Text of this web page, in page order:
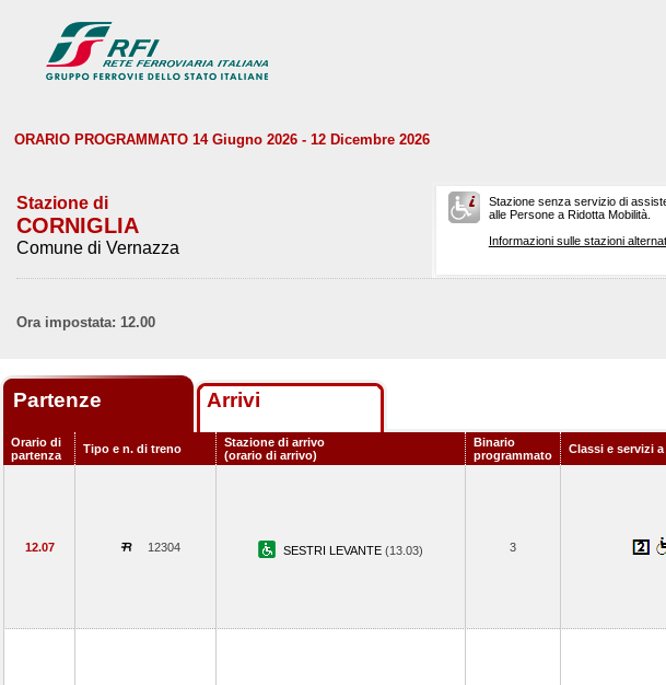
ORARIO PROGRAMMATO 14 Giugno 2026 - 12 Dicembre 2026
Stazione di
CORNIGLIA
Comune di Vernazza
Stazione senza servizio di
alle Persone a Ridotta Mobilità.
Informazioni sulle stazioni
Ora impostata: 12.00
Partenze Arrivi
Orario di
partenza
Tipo e n. di treno
Stazione di arrivo
(orario di arrivo)
Binario
programmato
Classi e servizi
12.07 12304 SESTRI LEVANTE (13.03) 3